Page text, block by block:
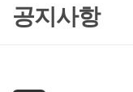
공지사항